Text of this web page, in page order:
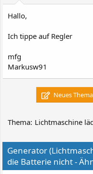
Hallo,
Ich tippe auf Regler
mfg
Markusw91
Neues
Thema: Lichtmaschine
Generator
die Batterie nicht -